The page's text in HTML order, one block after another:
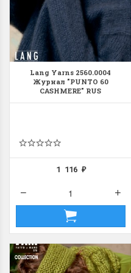
Lang Yarns 2560.0004
Журнал "PUNTO 60
CASHMERE" RUS
1 116 ₽